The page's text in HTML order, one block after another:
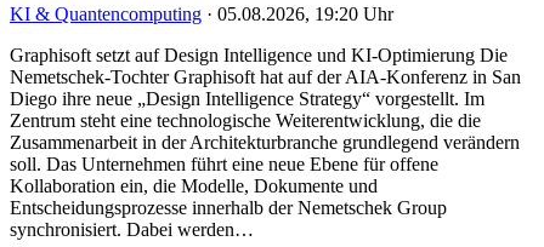
KI & Quantencomputing · 05.08.2026, 19:20 Uhr
Graphisoft setzt auf Design Intelligence und KI-Optimierung Die
Nemetschek-Tochter Graphisoft hat auf der AIA-Konferenz in San
Diego ihre neue „Design Intelligence Strategy“ vorgestellt. Im
Zentrum steht eine technologische Weiterentwicklung, die die
Zusammenarbeit in der Architekturbranche grundlegend verändern
soll. Das Unternehmen führt eine neue Ebene für offene
Kollaboration ein, die Modelle, Dokumente und
Entscheidungsprozesse innerhalb der Nemetschek Group
synchronisiert. Dabei werden…